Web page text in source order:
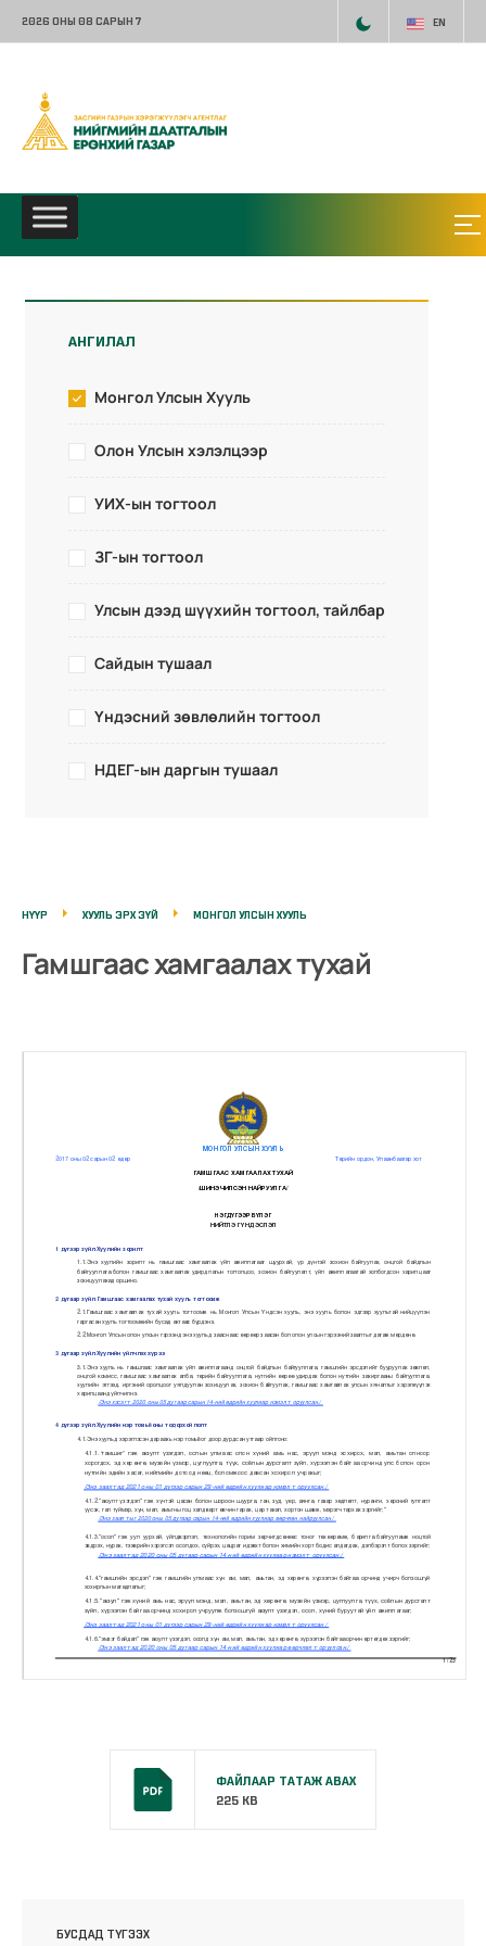
2026 ОНЫ 08 САРЫН 7 EN
АНГИЛАЛ
Монгол Улсын Хууль
Олон Улсын хэлэлцээр
УИХ-ын тогтоол
ЗГ-ын тогтоол
Улсын дээд шүүхийн тогтоол, тайлбар
Сайдын тушаал
Үндэсний зөвлөлийн тогтоол
НДЕГ-ын даргын тушаал
НҮҮР ХУУЛЬ ЭРХ ЗҮЙ МОНГОЛ УЛСЫН ХУУЛЬ
Гамшгаас хамгаалах тухай
ФАЙЛААР ТАТАЖ АВАХ
225 KB
БУСДАД ТҮГЭЭХ